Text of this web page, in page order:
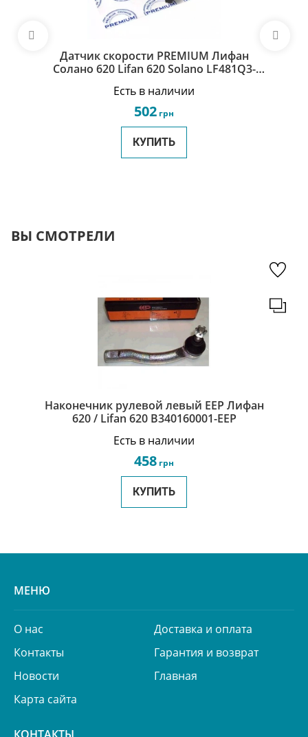
Датчик скорости PREMIUM Лифан
Солано 620 Lifan 620 Solano LF481Q3-
Есть в наличии
502 грн
КУПИТЬ
ВЫ СМОТРЕЛИ
Наконечник рулевой левый EEP Лифан
620 / Lifan 620 B340160001-EEP
Есть в наличии
458 грн
КУПИТЬ
МЕНЮ
О нас
Доставка и оплата
Контакты
Гарантия и возврат
Новости
Главная
Карта сайта